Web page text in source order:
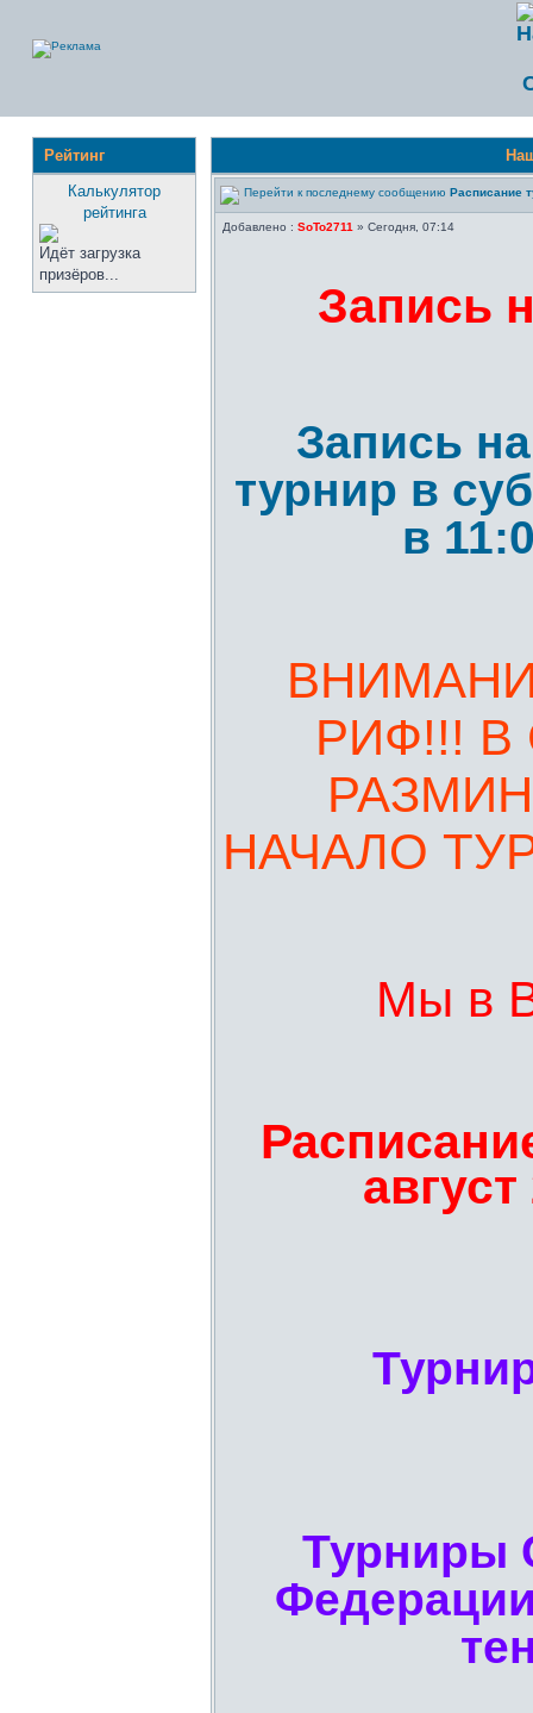
Рейтинг
Калькулятор
рейтинга
Идёт загрузка
призёров...
Расписание
Добавлено : SoTo2711 » Сегодня, 07:14
Запись
Запись
турнир в
в
РИФ!!! В
НАЧАЛО
Мы в
Турниры